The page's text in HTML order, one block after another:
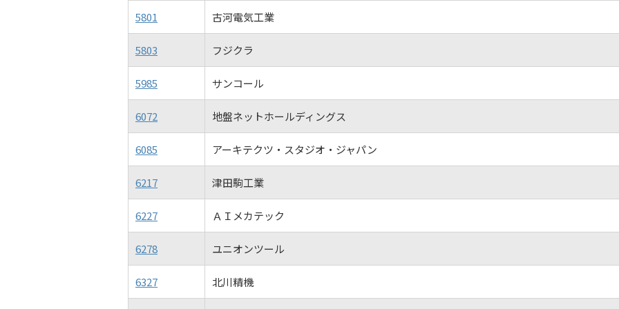
5801 古河電気工業
5803 フジクラ
5985 サンコール
6072 地盤ネットホールディングス
6085 アーキテクツ・スタジオ・ジャパン
6217 津田駒工業
6227 ＡＩメカテック
6278 ユニオンツール
6327 北川精機